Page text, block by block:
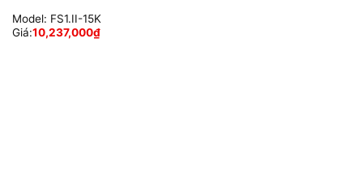
Model: FS1.II-15K
Giá:10,237,000₫